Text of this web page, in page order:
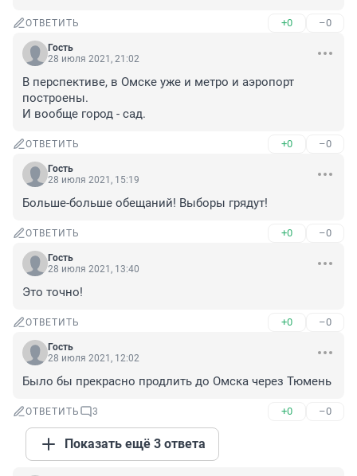
ОТВЕТИТЬ +0 –0
Гость
28 июля 2021, 21:02
В перспективе, в Омске уже и метро и аэропорт
построены.
И вообще город - сад.
ОТВЕТИТЬ +0 –0
Гость
28 июля 2021, 15:19
Больше-больше обещаний! Выборы грядут!
ОТВЕТИТЬ +0 –0
Гость
28 июля 2021, 13:40
Это точно!
ОТВЕТИТЬ +0 –0
Гость
28 июля 2021, 12:02
Было бы прекрасно продлить до Омска через Тюмень
ОТВЕТИТЬ 3 +0 –0
Показать ещё 3 ответа